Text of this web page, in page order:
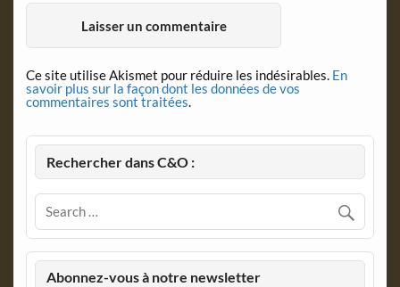
Ce site utilise Akismet pour réduire les indésirables. En
savoir plus sur la façon dont les données de vos
commentaires sont traitées.
Rechercher dans C&O :
Abonnez-vous à notre newsletter